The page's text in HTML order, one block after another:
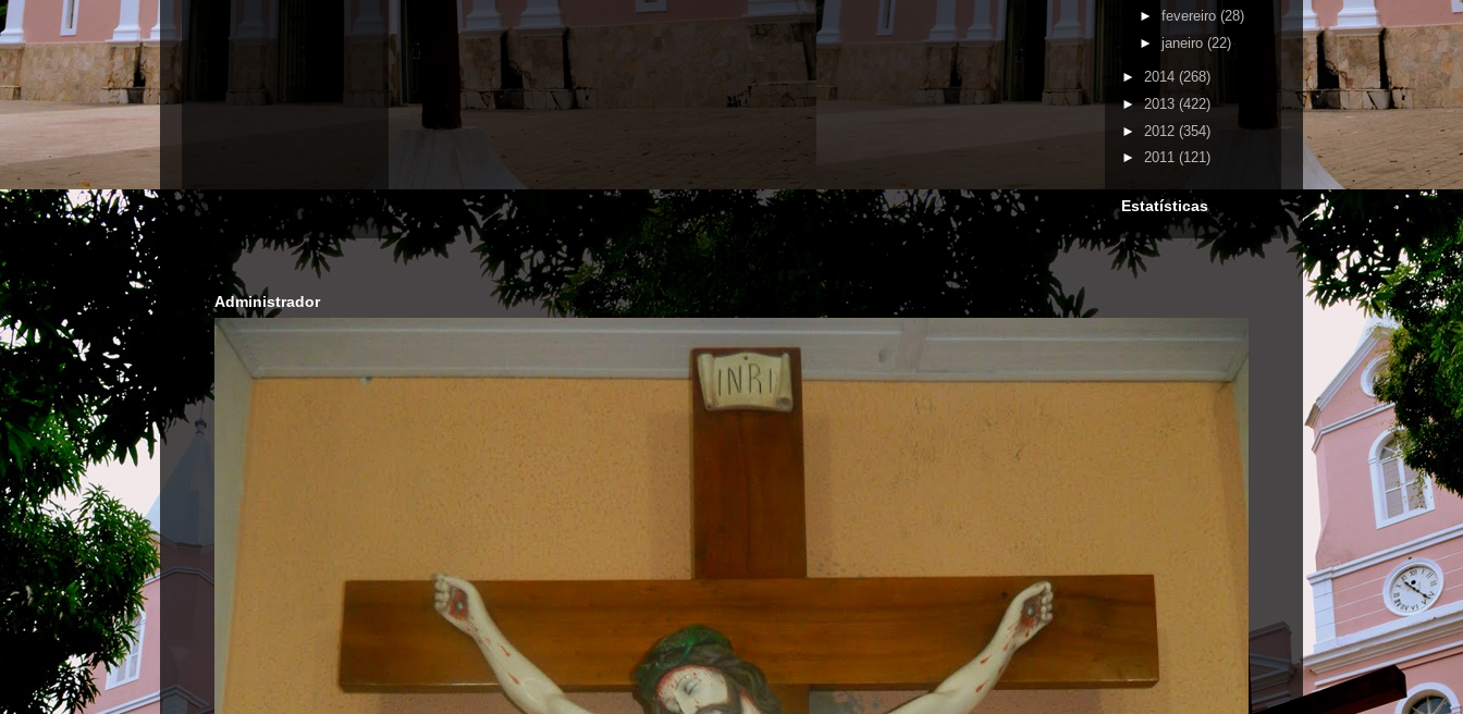
► fevereiro (28)
► janeiro (22)
► 2014 (268)
►2013 (422)
► 2012 (354)
► 2011 (121)
Estatísticas
Administrador